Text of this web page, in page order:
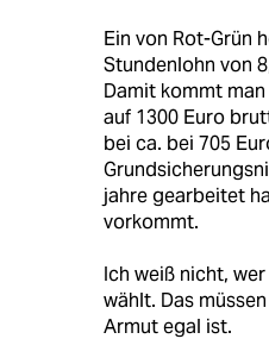
Ein von Rot-Grün
Stundenlohn von
Damit kommt
auf 1300 Euro
bei ca. bei 705
jahre gearbeitet
vorkommt.
Ich weiß nicht,
wählt. Das
Armut egal ist.